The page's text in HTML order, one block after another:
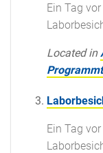
Ein Tag
Located in
Ein Tag